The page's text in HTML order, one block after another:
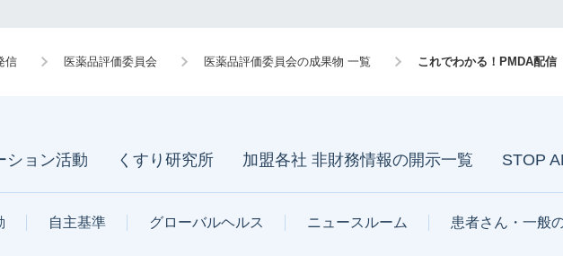
信 医薬品評価委員会 医薬品評価委員会の成果物 一覧 これでわかる！PMDA配信
ション活動 くすり研究所 加盟各社 非財務情報の開示一覧 STOP
自主基準 グローバルヘルス ニュースルーム 患者さん・一般